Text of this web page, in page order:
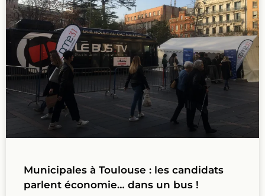
Municipales à Toulouse : les candidats
parlent économie… dans un bus !